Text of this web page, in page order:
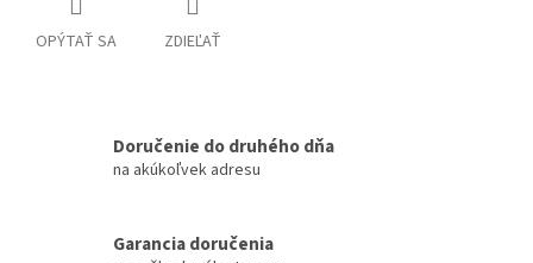
OPÝTAŤ SA ZDIEĽAŤ
Doručenie do druhého dňa
na akúkoľvek adresu
Garancia doručenia